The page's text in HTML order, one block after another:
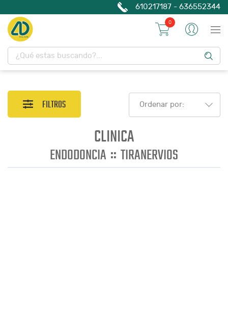
610217187 - 636552344
0
FILTROS Ordenar por:
CLINICA
ENDODONCIA :: TIRANERVIOS